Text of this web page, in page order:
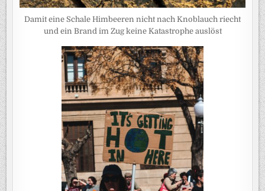
Damit eine Schale Himbeeren nicht nach Knoblauch riecht
und ein Brand im Zug keine Katastrophe auslöst